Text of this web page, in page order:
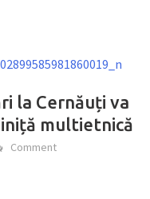
la Cernăuți va
multietnică
Comment